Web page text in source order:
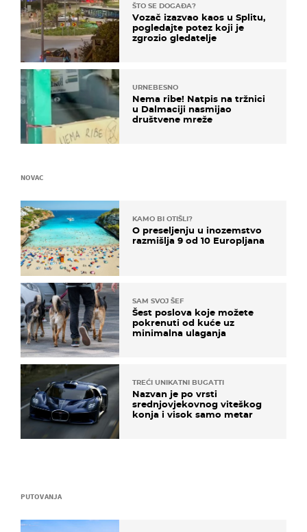
ŠTO SE DOGAĐA?
Vozač izazvao kaos u Splitu,
pogledajte potez koji je
zgrozio gledatelje
URNEBESNO
Nema ribe! Natpis na tržnici
u Dalmaciji nasmijao
društvene mreže
PUTOVANJA
NOVAC
KAMO BI OTIŠLI?
O preseljenju u inozemstvo
razmišlja 9 od 10 Europljana
SAM SVOJ ŠEF
Šest poslova koje možete
pokrenuti od kuće uz
minimalna ulaganja
TREĆI UNIKATNI BUGATTI
Nazvan je po vrsti
srednjovjekovnog viteškog
konja i visok samo metar